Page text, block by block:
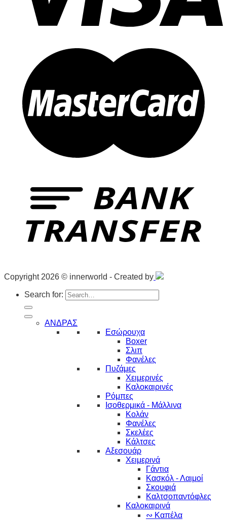
Copyright 2026 © innerworld - Created by
Search for:
ΑΝΔΡΑΣ
Εσώρουχα
Boxer
Σλιπ
Φανέλες
Πυζάμες
Χειμερινές
Καλοκαιρινές
Ρόμπες
Ισοθερμικά - Μάλλινα
Κολάν
Φανέλες
Σκελέες
Κάλτσες
Αξεσουάρ
Χειμερινά
Γάντια
Κασκόλ - Λαιμοί
Σκουφιά
Καλτσοπαντόφλες
Καλοκαιρινά
∾ Καπέλα